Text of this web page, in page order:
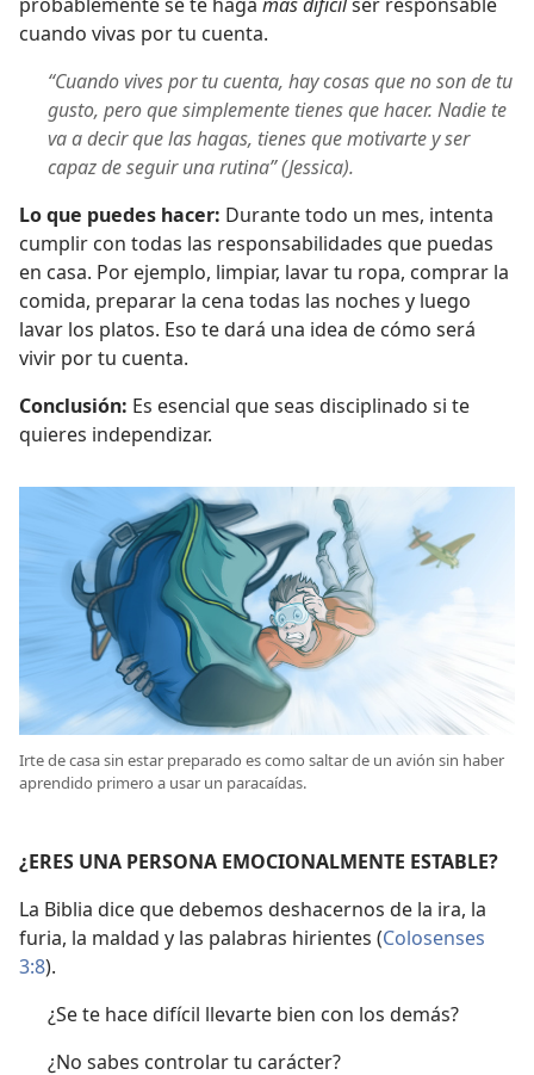
probablemente se te haga más difícilser responsable
cuando vivas por tu cuenta.
“Cuando vives por tu cuenta, hay cosas que no son de tu
gusto, pero que simplemente tienes que hacer. Nadie te
va a decir que las hagas, tienes que motivarte y ser
capaz de seguir una rutina” (Jessica).
Lo que puedes hacer: Durante todo un mes, intenta
cumplir con todas las responsabilidades que puedas
en casa. Por ejemplo, limpiar, lavar tu ropa, comprar la
comida, preparar la cena todas las noches y luego
lavar los platos. Eso te dará una idea de cómo será
vivir por tu cuenta.
Conclusión: Es esencial que seas disciplinado si te
quieres independizar.
Irte de casa sin estar preparado es como saltar de un avión sin haber
aprendido primero a usar un paracaídas.
¿ERES UNA PERSONA EMOCIONALMENTE ESTABLE?
La Biblia dice que debemos deshacernos de la ira, la
furia, la maldad y las palabras hirientes (Colosenses
3:8).
¿Se te hace difícil llevarte bien con los demás?
¿No sabes controlar tu carácter?